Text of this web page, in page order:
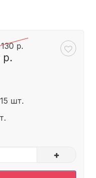
р.
р.
шт.
+